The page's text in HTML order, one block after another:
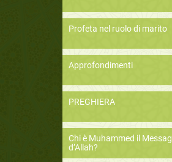
Profeta nel ruolo di marito
Approfondimenti
PREGHIERA
Chi è Muhammed il
d’Allah?